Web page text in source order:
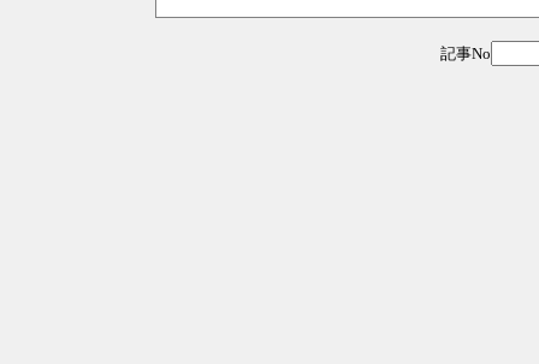
記事No